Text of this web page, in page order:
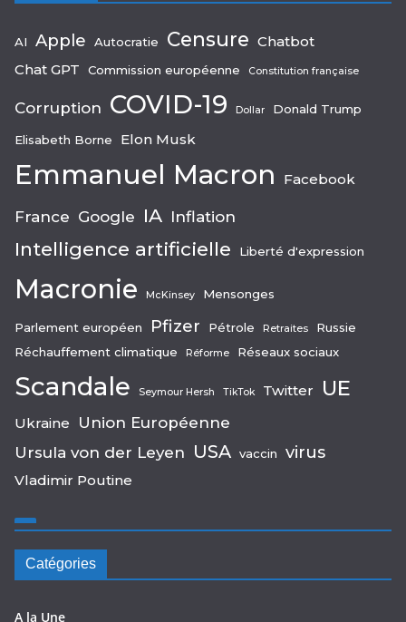
AI Apple Autocratie Censure Chatbot
Chat GPT
Commission européenne Constitution française
Corruption COVID-19 Dollar Donald Trump
Elisabeth Borne Elon Musk
Emmanuel Macron Facebook
France Google IA Inflation
Intelligence artificielle Liberté d'expression
Macronie McKinsey Mensonges
Parlement européen Pfizer Pétrole Retraites
Russie
Réchauffement climatique
Réforme Réseaux sociaux
Scandale Seymour Hersh TikTok Twitter UE
Ukraine
Union Européenne
Ursula von der Leyen USA vaccin virus
Vladimir Poutine
Catégories
A la Une